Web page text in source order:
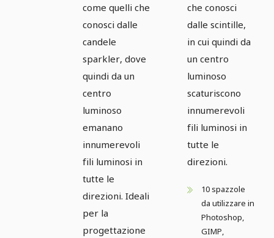
come quelli che
conosci dalle
candele
sparkler, dove
quindi da un
centro
luminoso
emanano
innumerevoli
fili luminosi in
tutte le
direzioni. Ideali
per la
progettazione
che conosci
dalle scintille,
in cui quindi da
un centro
luminoso
scaturiscono
innumerevoli
fili luminosi in
tutte le
direzioni.
10 spazzole
da utilizzare in
Photoshop,
GIMP,